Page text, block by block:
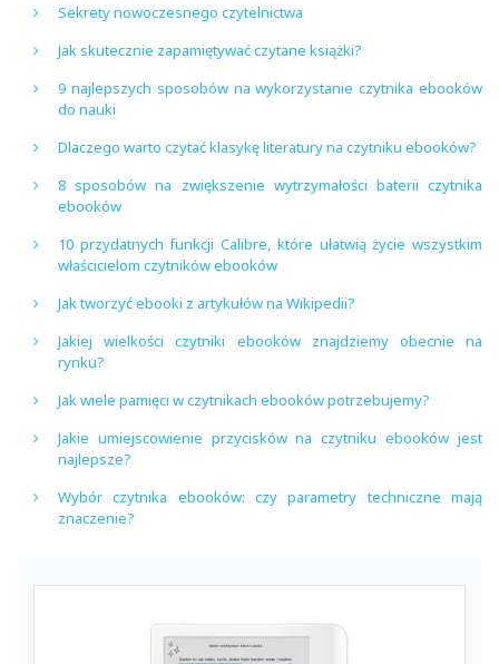
Sekrety nowoczesnego czytelnictwa
Jak skutecznie zapamiętywać czytane książki?
9 najlepszych sposobów na wykorzystanie czytnika ebooków
do nauki
Dlaczego warto czytać klasykę literatury na czytniku ebooków?
8 sposobów na zwiększenie wytrzymałości baterii czytnika
ebooków
10 przydatnych funkcji Calibre, które ułatwią życie wszystkim
właścicielom czytników ebooków
Jak tworzyć ebooki z artykułów na Wikipedii?
Jakiej wielkości czytniki ebooków znajdziemy obecnie na
rynku?
Jak wiele pamięci w czytnikach ebooków potrzebujemy?
Jakie umiejscowienie przycisków na czytniku ebooków jest
najlepsze?
Wybór czytnika ebooków: czy parametry techniczne mają
znaczenie?